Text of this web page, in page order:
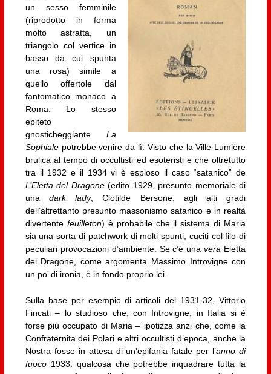
un sesso femminile
(riprodotto in forma
molto astratta, un
triangolo col vertice in
basso da cui spunta
una rosa) simile a
quello offertole dal
fantomatico monaco a
Roma. Lo stesso
epiteto
gnosticheggiante La
Sophialepotrebbe venire da lì. Visto che la Ville Lumière
brulica al tempo di occultisti ed esoteristi e che oltretutto
tra il 1932 e il 1934 vi è esploso il caso “satanico” de
L’Eletta del Dragone(edito 1929, presunto memoriale di
una dark lady, Clotilde Bersone, agli alti gradi
dell’altrettanto presunto massonismo satanico e in realtà
divertente feuilleton) è probabile che il sistema di Maria
sia una sorta di patchwork di molti spunti, cuciti col filo di
peculiari provocazioni d’ambiente. Se c’è una vera Eletta
del Dragone, come argomenta Massimo Introvigne con
un po’ di ironia, è in fondo proprio lei.
Sulla base per esempio di articoli del 1931-32, Vittorio
Fincati – lo studioso che, con Introvigne, in Italia si è
forse più occupato di Maria – ipotizza anzi che, come la
Confraternita dei Polari e altri occultisti d’epoca, anche la
Nostra fosse in attesa di un’epifania fatale per l’anno di
fuoco1933: qualcosa che potrebbe inquadrare tutta la